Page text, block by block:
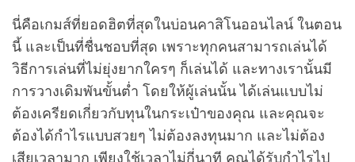
นี่คือเกมส์ที่ยอดฮิตที่สุดในบ่อนคาสิโนออนไลน์ ในตอน
นี้ และเป็นที่ชื่นชอบที่สุด เพราะทุกคนสามารถเล่นได้
วิธีการเล่นที่ไม่ยุ่งยากใครๆ ก็เล่นได้ และทางเรานั้นมี
การวางเดิมพันขั้นต่ำ โดยให้ผู้เล่นนั้น ได้เล่นแบบไม่
ต้องเครียดเกี่ยวกับทุนในกระเป๋าของคุณ และคุณจะ
ต้องได้กำไรแบบสวยๆ ไม่ต้องลงทุนมาก และไม่ต้อง
เสียเวลามาก เพียงใช้เวลาไม่กี่นาที คุณได้รับกำไรไป